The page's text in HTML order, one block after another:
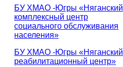
БУ ХМАО -Югры «Няганский
комплексный центр
социального обслуживания
населения»
БУ ХМАО -Югры «Няганский
реабилитационный центр»